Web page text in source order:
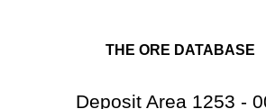
THE ORE DATABASE
Deposit Area 1253 -